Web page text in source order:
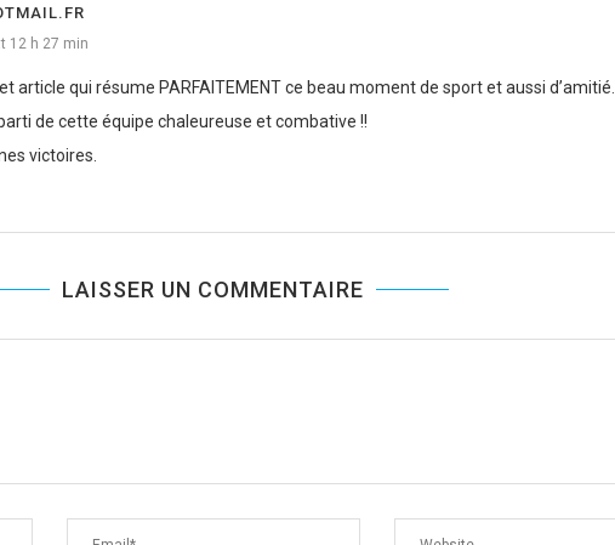
12 h 27 min
article qui résume PARFAITEMENT ce beau moment de sport et aussi d’amitié.
de cette équipe chaleureuse et combative !!
victoires.
LAISSER UN COMMENTAIRE